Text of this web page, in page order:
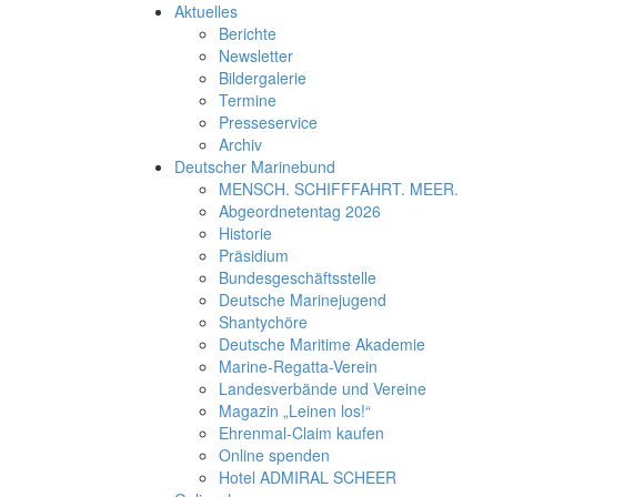
Aktuelles
Berichte
Newsletter
Bildergalerie
Termine
Presseservice
Archiv
Deutscher Marinebund
MENSCH. SCHIFFFAHRT. MEER.
Abgeordnetentag 2026
Historie
Präsidium
Bundesgeschäftsstelle
Deutsche Marinejugend
Shantychöre
Deutsche Maritime Akademie
Marine-Regatta-Verein
Landesverbände und Vereine
Magazin „Leinen los!“
Ehrenmal-Claim kaufen
Online spenden
Hotel ADMIRAL SCHEER